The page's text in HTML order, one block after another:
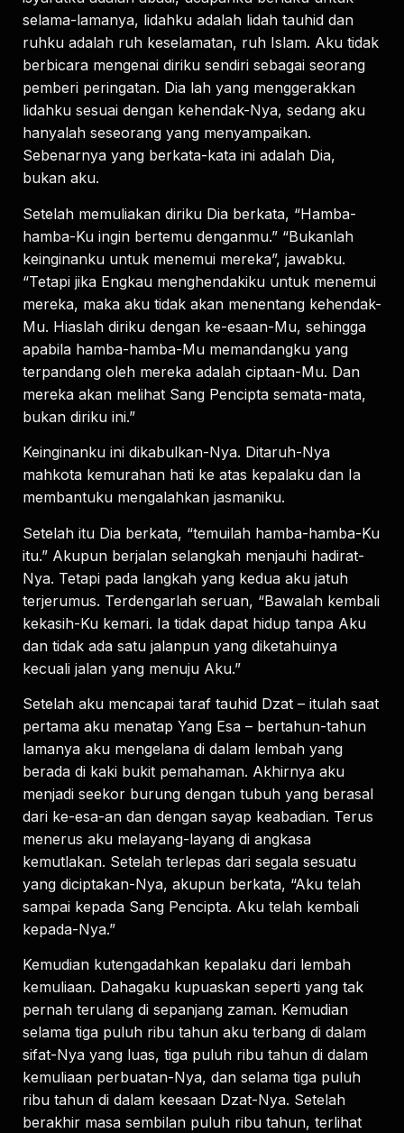
selama-lamanya, lidahku adalah lidah tauhid dan
ruhku adalah ruh keselamatan, ruh Islam. Aku tidak
berbicara mengenai diriku sendiri sebagai seorang
pemberi peringatan. Dia lah yang menggerakkan
lidahku sesuai dengan kehendak-Nya, sedang aku
hanyalah seseorang yang menyampaikan.
Sebenarnya yang berkata-kata ini adalah Dia,
bukan aku.
Setelah memuliakan diriku Dia berkata, “Hamba-
hamba-Ku ingin bertemu denganmu.” “Bukanlah
keinginanku untuk menemui mereka”, jawabku.
“Tetapi jika Engkau menghendakiku untuk menemui
mereka, maka aku tidak akan menentang kehendak-
Mu. Hiaslah diriku dengan ke-esaan-Mu, sehingga
apabila hamba-hamba-Mu memandangku yang
terpandang oleh mereka adalah ciptaan-Mu. Dan
mereka akan melihat Sang Pencipta semata-mata,
bukan diriku ini.”
Keinginanku ini dikabulkan-Nya. Ditaruh-Nya
mahkota kemurahan hati ke atas kepalaku dan Ia
membantuku mengalahkan jasmaniku.
Setelah itu Dia berkata, “temuilah hamba-hamba-Ku
itu.” Akupun berjalan selangkah menjauhi hadirat-
Nya. Tetapi pada langkah yang kedua aku jatuh
terjerumus. Terdengarlah seruan, “Bawalah kembali
kekasih-Ku kemari. Ia tidak dapat hidup tanpa Aku
dan tidak ada satu jalanpun yang diketahuinya
kecuali jalan yang menuju Aku.”
Setelah aku mencapai taraf tauhid Dzat – itulah saat
pertama aku menatap Yang Esa – bertahun-tahun
lamanya aku mengelana di dalam lembah yang
berada di kaki bukit pemahaman. Akhirnya aku
menjadi seekor burung dengan tubuh yang berasal
dari ke-esa-an dan dengan sayap keabadian. Terus
menerus aku melayang-layang di angkasa
kemutlakan. Setelah terlepas dari segala sesuatu
yang diciptakan-Nya, akupun berkata, “Aku telah
sampai kepada Sang Pencipta. Aku telah kembali
kepada-Nya.”
Kemudian kutengadahkan kepalaku dari lembah
kemuliaan. Dahagaku kupuaskan seperti yang tak
pernah terulang di sepanjang zaman. Kemudian
selama tiga puluh ribu tahun aku terbang di dalam
sifat-Nya yang luas, tiga puluh ribu tahun di dalam
kemuliaan perbuatan-Nya, dan selama tiga puluh
ribu tahun di dalam keesaan Dzat-Nya. Setelah
berakhir masa sembilan puluh ribu tahun, terlihat